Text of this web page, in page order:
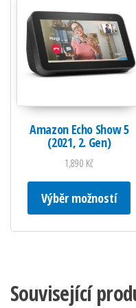
Amazon Echo Show 5
(2021, 2. Gen)
1,890 Kč
Výběr možností
Související